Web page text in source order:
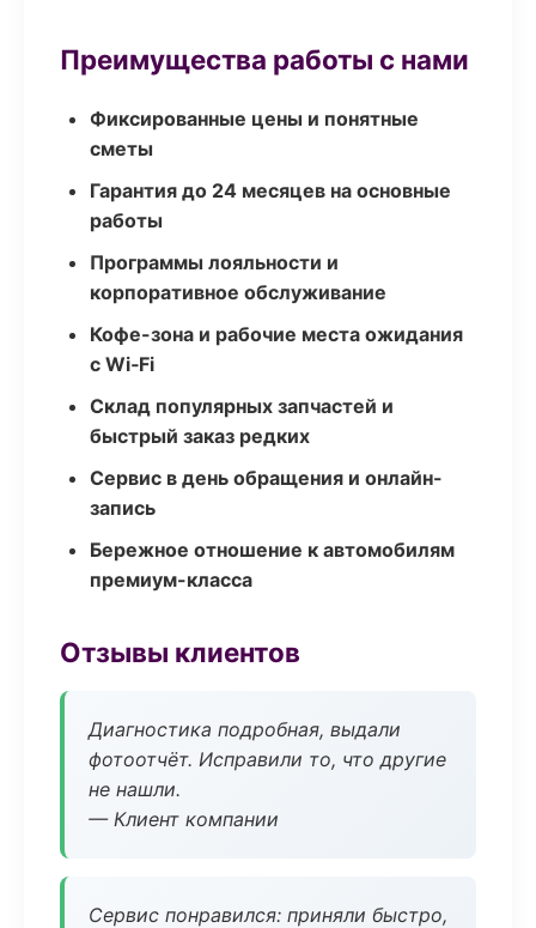
Преимущества работы с нами
Фиксированные цены и понятные
сметы
Гарантия до 24 месяцев на основные
работы
Программы лояльности и
корпоративное обслуживание
Кофе-зона и рабочие места ожидания
с Wi‑Fi
Склад популярных запчастей и
быстрый заказ редких
Сервис в день обращения и онлайн-
запись
Бережное отношение к автомобилям
премиум-класса
Отзывы клиентов
Диагностика подробная, выдали
фотоотчёт. Исправили то, что другие
не нашли.
— Клиент компании
Сервис понравился: приняли быстро,